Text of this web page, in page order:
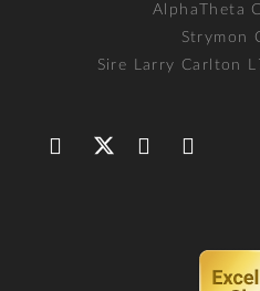
AlphaTheta
Strymon
Sire Larry Carlton